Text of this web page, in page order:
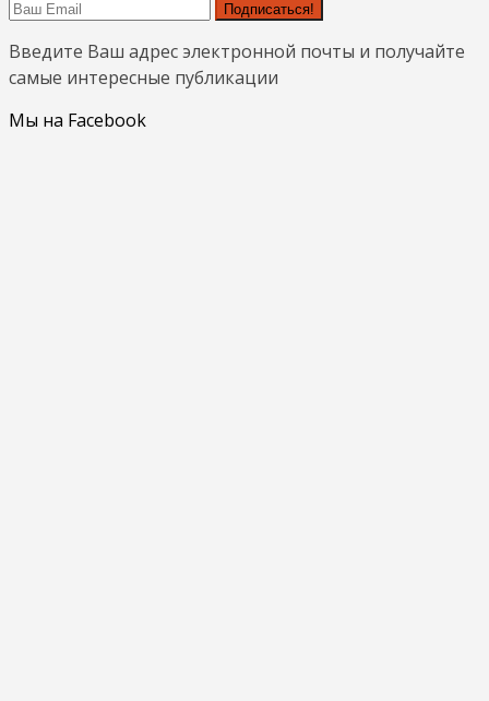
Подписаться!
Введите Ваш адрес электронной почты и получайте
самые интересные публикации
Мы на Facebook